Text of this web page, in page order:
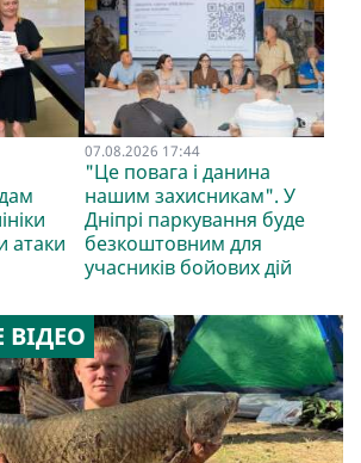
атаки
07.08.2026 17:44
"Це повага і данина
нашим захисникам". У
Дніпрі паркування буде
безкоштовним для
учасників бойових дій